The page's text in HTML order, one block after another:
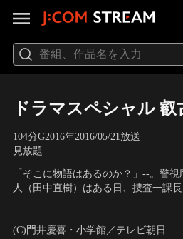
ドラマスペシャル
104分G2016年2016/05/21放送
見放題
「そこに物語はあるのか？」--。警
人（田中直樹）はある日、捜査一課
になってしまったため、謝罪に行っ
(C)門井慶喜・小学館／テレビ朝日